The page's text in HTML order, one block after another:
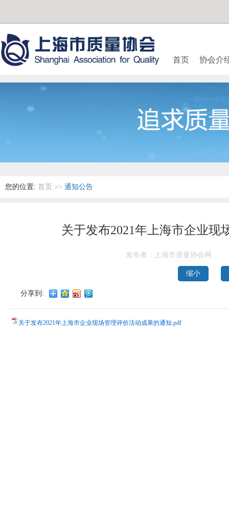
首页 协会介
您的位置: 首页 >> 通知公告
关于发布2021年上海市企业现
发布者：上海市质量协会网
缩小
分享到:
关于发布2021年上海市企业现场管理评价活动成果的通知.pdf